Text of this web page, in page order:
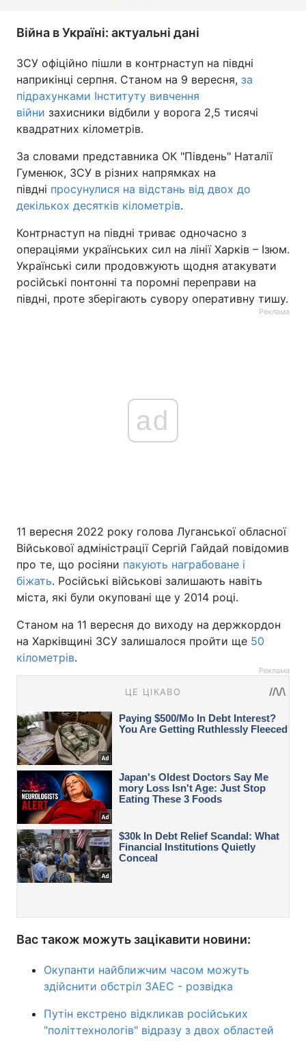
Війна в Україні: актуальні дані
ЗСУ офіційно пішли в контрнаступ на півдні
наприкінці серпня. Станом на 9 вересня, за
підрахунками Інституту вивчення
війни захисники відбили у ворога 2,5 тисячі
квадратних кілометрів.
За словами представника ОК "Південь" Наталії
Гуменюк, ЗСУ в різних напрямках на
півдні просунулися на відстань від двох до
декількох десятків кілометрів.
Контрнаступ на півдні триває одночасно з
операціями українських сил на лінії Харків – Ізюм.
Українські сили продовжують щодня атакувати
російські понтонні та поромні переправи на
півдні, проте зберігають сувору оперативну тишу.
Реклама
ad
11 вересня 2022 року голова Луганської обласної
Військової адміністрації Сергій Гайдай повідомив
про те, що росіяни пакують награбоване і
біжать. Російські військові залишають навіть
міста, які були окуповані ще у 2014 році.
Станом на 11 вересня до виходу на держкордон
на Харківщині ЗСУ залишалося пройти ще 50
кілометрів.
Реклама
Вас також можуть зацікавити новини:
Окупанти найближчим часом можуть
здійснити обстріл ЗАЕС - розвідка
Путін екстрено відкликав російських
"політтехнологів" відразу з двох областей